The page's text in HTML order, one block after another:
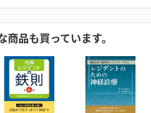
品も買っています。